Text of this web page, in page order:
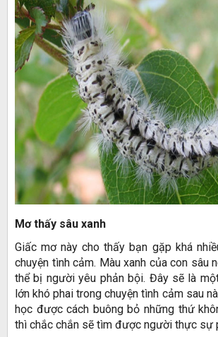
Mơ thấy sâu xanh
Giấc mơ này cho thấy bạn gặp khá
chuyện tình cảm. Màu xanh của con sâu
thể bị người yêu phản bội. Đây sẽ là
lớn khó phai trong chuyện tình cảm sau
học được cách buông bỏ những thứ
thì chắc chắn sẽ tìm được người thực sự